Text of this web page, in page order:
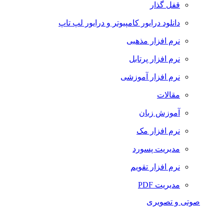
قفل گذار
دانلود درایور کامپیوتر و درایور لپ تاپ
نرم افزار مذهبی
نرم افزار پرتابل
نرم افزار آموزشی
مقالات
آموزش زبان
نرم افزار مک
مدیریت پسورد
نرم افزار تقویم
مدیریت PDF
صوتی و تصویری